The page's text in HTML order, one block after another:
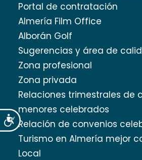
Accesibilidad
Portal de contratación
Almería Film Office
Alborán Golf
Sugerencias y área de
Zona profesional
Zona privada
Relaciones trimestrales de
menores celebrados
Relación de convenios
Turismo en Almería mejor
Local